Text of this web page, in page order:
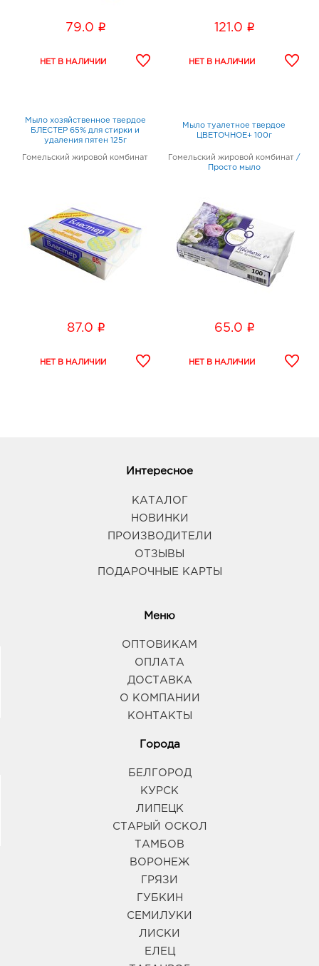
79.0 i 121.0 i
Мыло хозяйственное твердое
БЛЕСТЕР 65% для стирки и
удаления пятен 125г
Гомельский жировой комбинат
87.0 i
Мыло туалетное твердое
ЦВЕТОЧНОЕ+ 100г
Гомельский жировой комбинат /
Просто мыло
65.0 i
Интересное
КАТАЛОГ
НОВИНКИ
ПРОИЗВОДИТЕЛИ
ОТЗЫВЫ
ПОДАРОЧНЫЕ КАРТЫ
Меню
ОПТОВИКАМ
ОПЛАТА
ДОСТАВКА
О КОМПАНИИ
КОНТАКТЫ
Города
БЕЛГОРОД
КУРСК
ЛИПЕЦК
СТАРЫЙ ОСКОЛ
ТАМБОВ
ВОРОНЕЖ
ГРЯЗИ
ГУБКИН
СЕМИЛУКИ
ЛИСКИ
ЕЛЕЦ